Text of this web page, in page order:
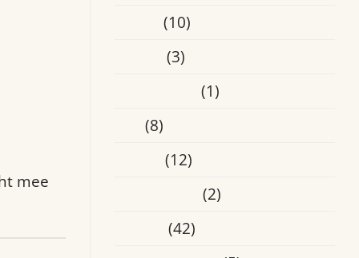
mee
(10)
(3)
(1)
(8)
(12)
(2)
(42)